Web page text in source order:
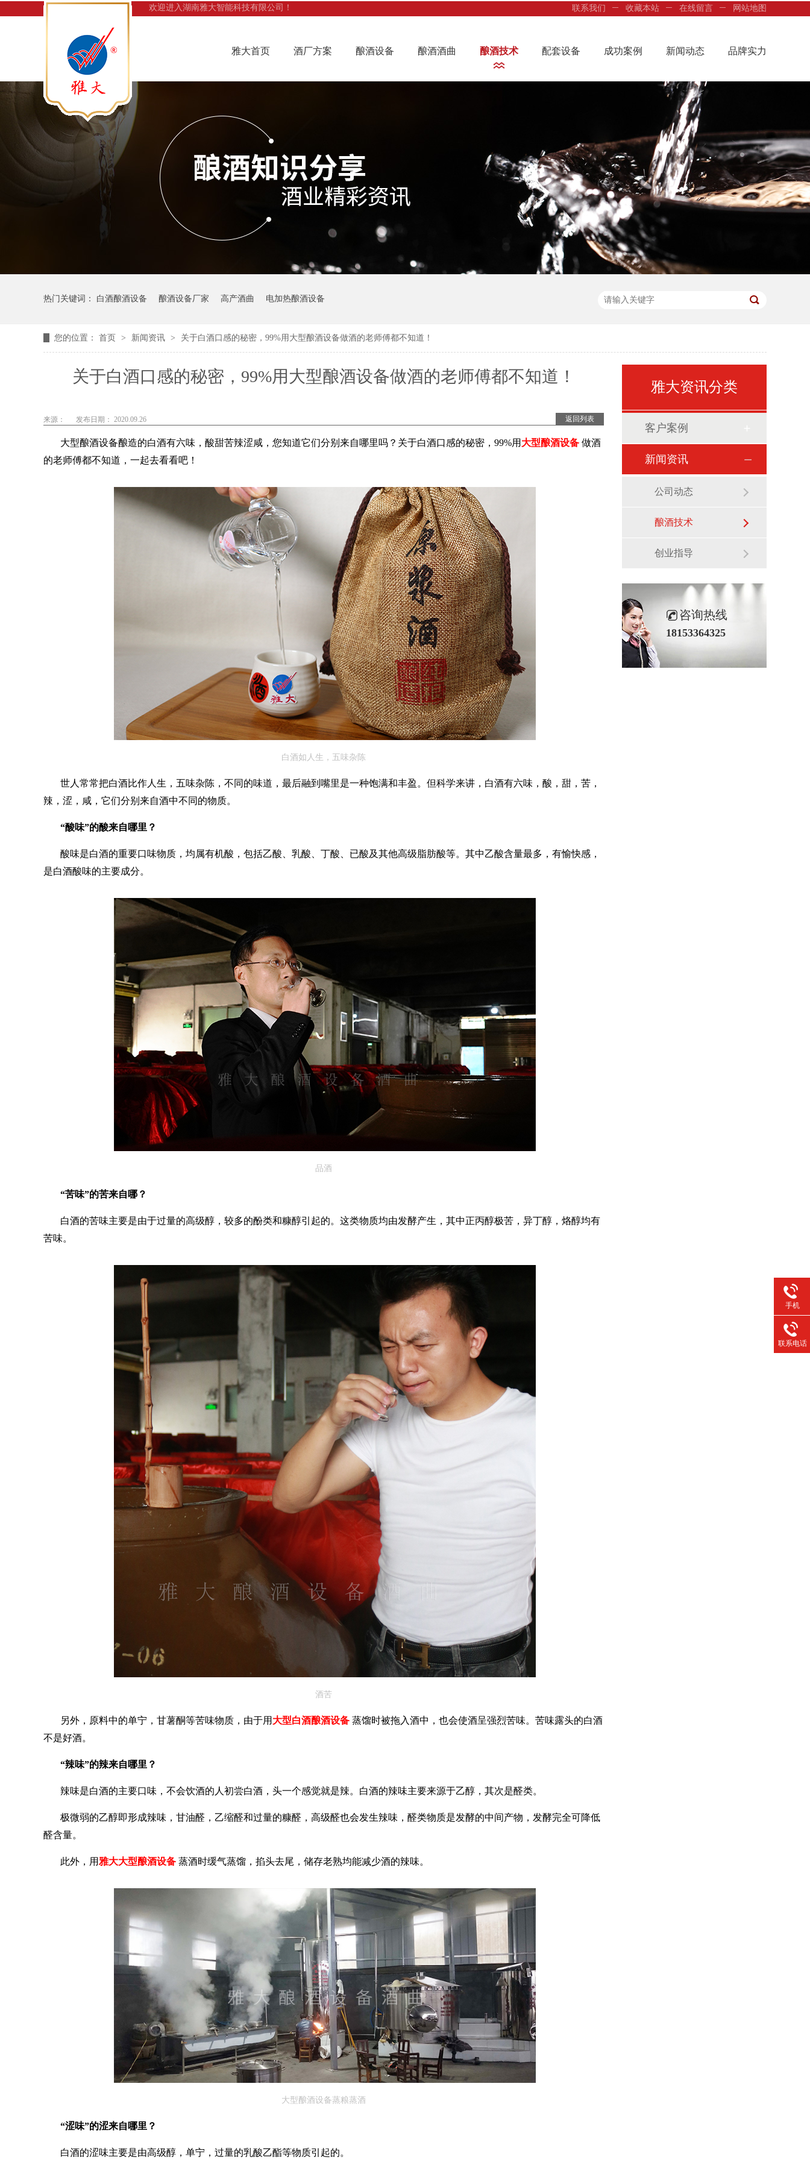
联系我们 收藏本站 在线留言 网站地图
欢迎进入湖南雅大智能科技有限公司！
雅大首页 酒厂方案 酿酒设备 酿酒酒曲 酿酒技术 配套设备 成功案例 新闻动态 品牌实力
热门关键词： 白酒酿酒设备 酿酒设备厂家 高产酒曲 电加热酿酒设备
您的位置： 首页 > 新闻资讯 > 关于白酒口感的秘密，99%用大型酿酒设备做酒的老师傅都不知道！
关于白酒口感的秘密，99%用大型酿酒设备做酒的老师傅都不知道！
返回列表
来源： 发布日期： 2020.09.26
大型酿酒设备酿造的白酒有六味，酸甜苦辣涩咸，您知道它们分别来自哪里吗？关于白酒口感的秘密，99%用 大型酿酒设备 做酒
的老师傅都不知道，一起去看看吧！
白酒如人生，五味杂陈
世人常常把白酒比作人生，五味杂陈，不同的味道，最后融到嘴里是一种饱满和丰盈。但科学来讲，白酒有六味，酸，甜，苦，
辣，涩，咸，它们分别来自酒中不同的物质。
“酸味”的酸来自 哪里？
酸味是白酒的重要口味物质，均属有机酸，包括乙酸、乳酸、丁酸、已酸及其他高级脂肪酸等。其中乙酸含量最多，有愉快感，
是白酒酸味的主要成分。
品酒
“苦味”的苦来自 哪？
白酒的苦味主要是由于过量的高级醇，较多的酚类和糠醇引起的。这类物质均由发酵产生，其中正丙醇极苦，异丁醇，烙醇均有
苦味。
酒苦
另外，原料中的单宁，甘薯酮等苦味物质，由于用 大型白酒酿酒设备 蒸馏时被拖入酒中，也会使酒呈强烈苦味。苦味露头的白酒
不是好酒。
“辣味”的辣来自 哪里 ？
辣味是白酒的主要口味，不会饮酒的人初尝白酒，头一个感觉就是辣。白酒的辣味主要来源于乙醇，其次是醛类。
极微弱的乙醇即形成辣味，甘油醛，乙缩醛和过量的糠醛，高级醛也会发生辣味，醛类物质是发酵的中间产物，发酵完全可降低
醛含量。
此外，用雅大大型酿酒设备 蒸酒时缓气蒸馏，掐头去尾，储存老熟均能减少酒的辣味。
大型酿酒设备蒸粮蒸酒
“涩味”的涩来自 哪里？
白酒的涩味主要是由高级醇，单宁，过量的乳酸乙酯等物质引起的。
雅大资讯分类
客户案例
新闻资讯
公司动态
酿酒技术
创业指导
咨询热线
18153364325
手机
联系电话